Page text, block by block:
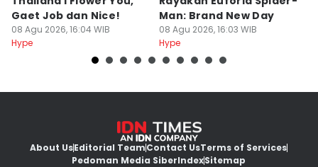
Gaet Job dan Nice!
08 Agu 2026, 16:04 WIB
Hype
Man: Brand New Day
08 Agu 2026, 16:03 WIB
Hype
About UsEditorial TeamContact UsTerms of Services
Pedoman Media SiberIndexSitemap